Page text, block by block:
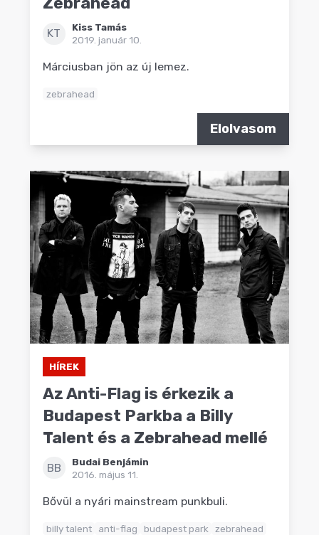
KT
Kiss Tamás
2019. január 10.
Márciusban jön az új lemez.
zebrahead
Elolvasom
HÍREK
Az Anti-Flag is érkezik a
Budapest Parkba a Billy
Talent és a Zebrahead mellé
BB
Budai Benjámin
2016. május 11.
Bővül a nyári mainstream punkbuli.
billy talent anti-flag budapest park zebrahead